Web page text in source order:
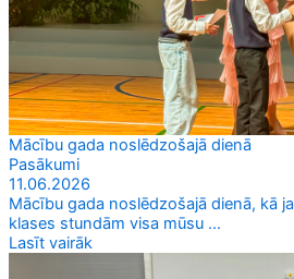
Mācību gada noslēdzošajā dienā
Pasākumi
11.06.2026
Mācību gada noslēdzošajā dienā, kā
klases stundām visa mūsu ...
Lasīt vairāk